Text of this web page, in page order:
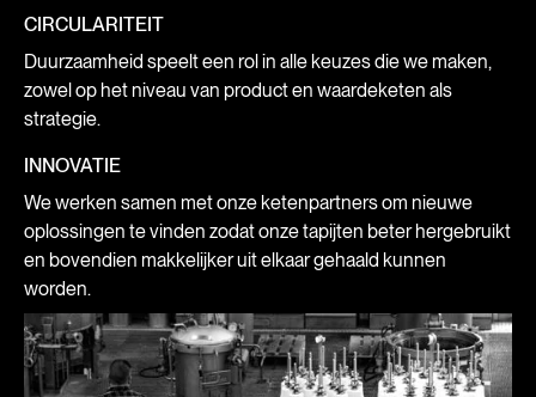
CIRCULARITEIT
Duurzaamheid speelt een rol in alle keuzes die we maken,
zowel op het niveau van product en waardeketen als
strategie.
INNOVATIE
We werken samen met onze ketenpartners om nieuwe
oplossingen te vinden zodat onze tapijten beter hergebruikt
en bovendien makkelijker uit elkaar gehaald kunnen
worden.